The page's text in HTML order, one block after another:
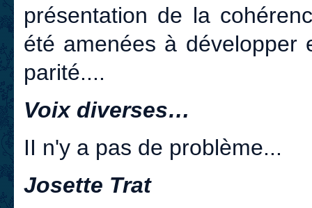
présentation de la
été amenées à développer
parité....
Voix diverses…
II n'y a pas de problème...
Josette Trat